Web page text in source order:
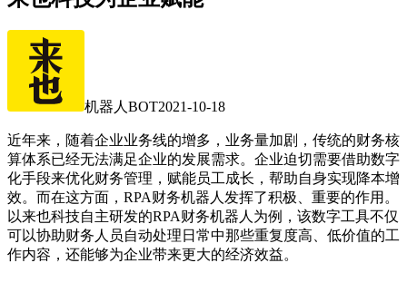
机器人BOT2021-10-18
近年来，随着企业业务线的增多，业务量加剧，传统的财务核
算体系已经无法满足企业的发展需求。企业迫切需要借助数字
化手段来优化财务管理，赋能员工成长，帮助自身实现降本增
效。而在这方面，RPA财务机器人发挥了积极、重要的作用。
以来也科技自主研发的RPA财务机器人为例，该数字工具不仅
可以协助财务人员自动处理日常中那些重复度高、低价值的工
作内容，还能够为企业带来更大的经济效益。